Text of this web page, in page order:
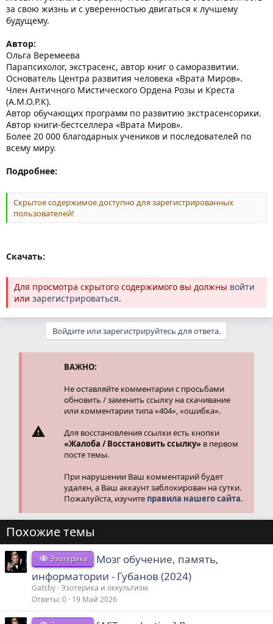
за свою жизнь и с уверенностью двигаться к лучшему
будущему.
Автор:
Ольга Веремеева
Парапсихолог, экстрасенс, автор книг о саморазвитии.
Основатель Центра развития человека «Врата Миров».
Член Античного Мистического Ордена Розы и Креста
(А.М.О.Р.К).
Автор обучающих программ по развитию экстрасенсорики.
Автор книги-бестселлера «Врата Миров».
Более 20 000 благодарных учеников и последователей по
всему миру.
Подробнее:
Скрытое содержимое доступно для зарегистрированных
пользователей!
Скачать:
Для просмотра скрытого содержимого вы должны войти
или зарегистрироваться.
Войдите или зарегистрируйтесь для ответа.
ВАЖНО:
Не оставляйте комментарии с просьбами
обновить / заменить ссылку на скачивание
или комментарии типа «404», «ошибка».
Для восстановления ссылки есть кнопки
«Жалоба / Восстановить ссылку» в первом
посте темы.
При нарушении Ваш комментарий будет
удален, а Ваш аккаунт заблокирован на сутки.
Пожалуйста, изучите правила нашего сайта.
Похожие темы
Эзотерика
Мозг обучение, память,
информатории - Губанов (2024)
Gatsby Эзотерика и оккультизм
Ответы 0 19 Май 2026